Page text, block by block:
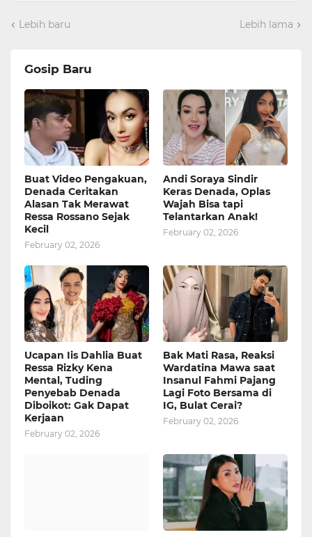
Lebih baru Lebih lama
Gosip Baru
Buat Video Pengakuan,
Denada Ceritakan
Alasan Tak Merawat
Ressa Rossano Sejak
Kecil
February 02, 2026
Andi Soraya Sindir
Keras Denada, Oplas
Wajah Bisa tapi
Telantarkan Anak!
February 02, 2026
Ucapan Iis Dahlia Buat
Ressa Rizky Kena
Mental, Tuding
Penyebab Denada
Diboikot: Gak Dapat
Kerjaan
February 02, 2026
Bak Mati Rasa, Reaksi
Wardatina Mawa saat
Insanul Fahmi Pajang
Lagi Foto Bersama di
IG, Bulat Cerai?
February 02, 2026